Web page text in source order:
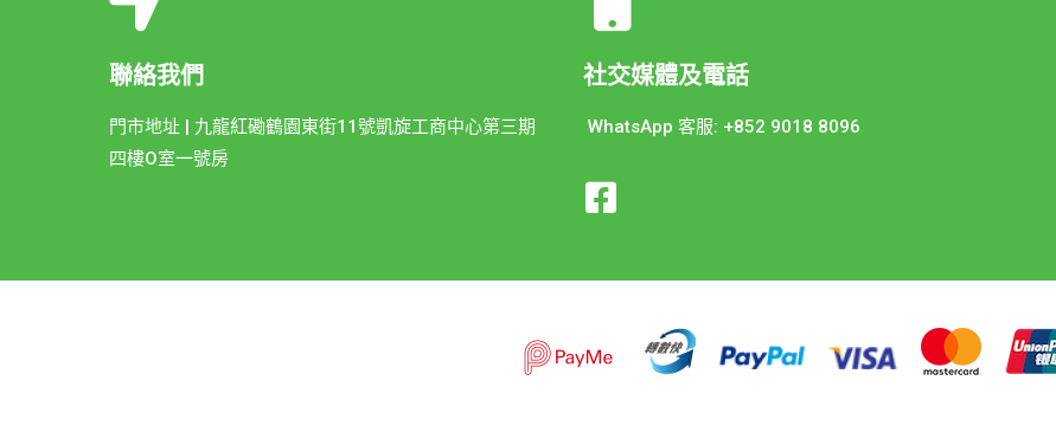
聯絡我們
門市地址 | 九龍紅磡鶴園東街11號凱旋工商中心第三期
四樓O室一號房
社交媒體及電話
WhatsApp 客服: +852 9018 8096